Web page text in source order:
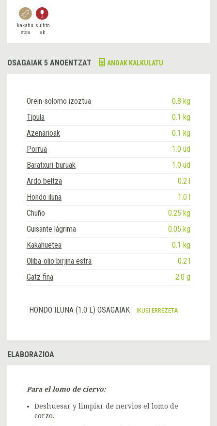
kakahu
etea
sulfito
ak
OSAGAIAK 5 ANOENTZAT ANOAK KALKULATU
Orein-solomo izoztua
0.8 kg
Tipula
0.1 kg
Azenarioak
0.1 kg
Porrua
1.0 ud
Baratxuri-buruak
1.0 ud
Ardo beltza
0.2 l
Hondo iluna
1.0 l
Chuño
0.25 kg
Guisante lágrima
0.05 kg
Kakahuetea
0.1 kg
Oliba-olio birjina estra
0.2 l
Gatz fina
2.0 g
HONDO ILUNA (1.0 L) OSAGAIAK IKUSI ERREZETA
ELABORAZIOA
Para el lomo de ciervo:
Deshuesar y limpiar de nervios el lomo de
corzo.